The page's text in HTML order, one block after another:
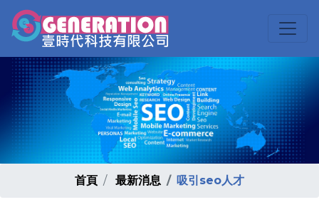
首頁 最新消息 吸引seo人才